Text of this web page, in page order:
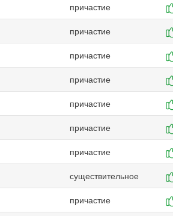
причастие
причастие
причастие
причастие
причастие
причастие
причастие
существительное
причастие